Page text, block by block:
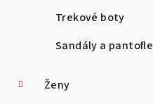
Trekové boty
Sandály a pantofle
Ženy